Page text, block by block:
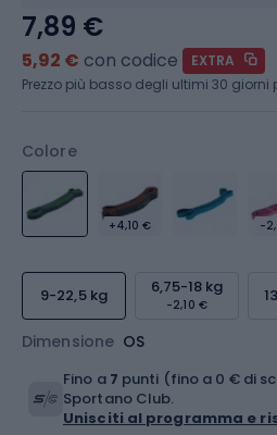
Colore
+4,10 € -
9-22,5 kg 6,75-18 kg
-2,10 €
Dimensione OS
7,89 €
5,92 € con codice
EXTRA
Prezzo più basso degli ultimi 30
Fino a 7 punti (fino a 0 € di
Sportano Club.
Unisciti al programma e